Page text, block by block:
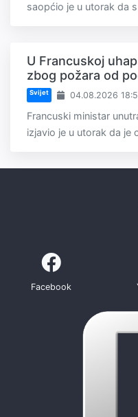
saopćio je u utorak da
U Francuskoj
zbog požara od
Svijet 04.08.2026
Francuski ministar
izjavio je u utorak da je
Facebook